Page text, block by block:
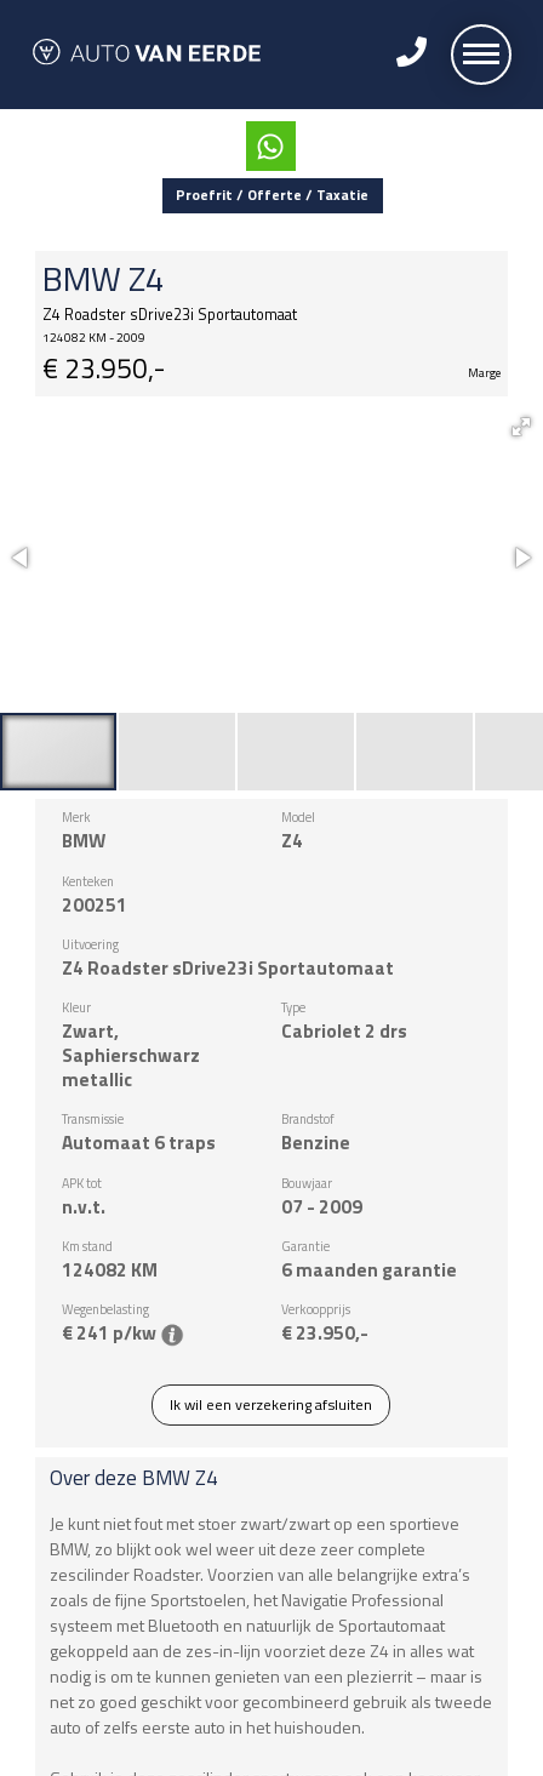
Proefrit / Offerte / Taxatie
BMWZ4
Z4 Roadster sDrive23i Sportautomaat
124082 KM - 2009
€ 23.950,- Marge
Merk
BMW
Model
Z4
Kenteken
200251
Uitvoering
Z4 Roadster sDrive23i Sportautomaat
Kleur
Zwart,
Saphierschwarz
metallic
Type
Cabriolet 2 drs
Transmissie
Automaat 6 traps
Brandstof
Benzine
APK tot
n.v.t.
Bouwjaar
07 - 2009
Km stand
124082 KM
Garantie
6 maanden garantie
Wegenbelasting
€ 241 p/kw
Verkoopprijs
€ 23.950,-
Ik wil een verzekering afsluiten
Over deze BMWZ4
Je kunt niet fout met stoer zwart/zwart op een sportieve
BMW, zo blijkt ook wel weer uit deze zeer complete
zescilinder Roadster. Voorzien van alle belangrijke extra’s
zoals de fijne Sportstoelen, het Navigatie Professional
systeem met Bluetooth en natuurlijk de Sportautomaat
gekoppeld aan de zes-in-lijn voorziet deze Z4 in alles wat
nodig is om te kunnen genieten van een plezierrit – maar is
net zo goed geschikt voor gecombineerd gebruik als tweede
auto of zelfs eerste auto in het huishouden.